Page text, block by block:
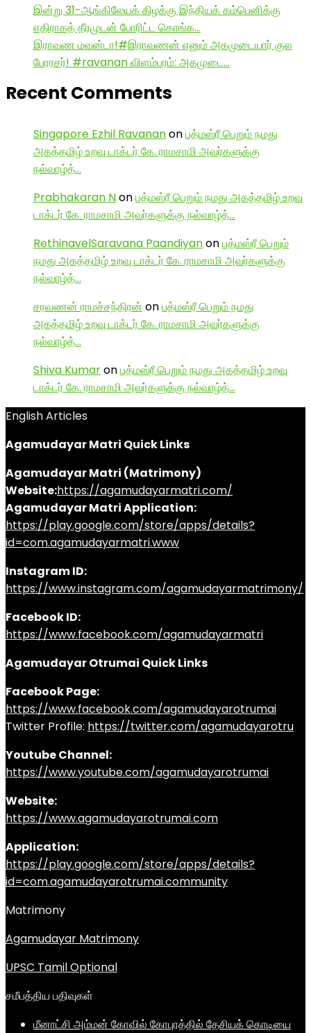
இன்று 31-ஆங்கிலேயக் கிழக்கு இந்தியக் கம்பெனிக்கு
எதிராகத் தீரமுடன் போரிட்ட கொங்க…
இராவண மவன்டா!#இராவணன் எனும் அகமுடையார் குல
பேரரசர்! #ravanan விளம்பரம்: அகமுடை…
Recent Comments
Singapore Ezhil Ravananonபத்மஸ்ரீ பெறும் நமது
அகத்தமிழ் உறவு டாக்டர் கே. ராமசாமி அவர்களுக்கு
நல்வாழ்த்…
Prabhakaran Nonபத்மஸ்ரீ பெறும் நமது அகத்தமிழ் உறவு
டாக்டர் கே. ராமசாமி அவர்களுக்கு நல்வாழ்த்…
RethinavelSaravana Paandiyanonபத்மஸ்ரீ பெறும்
நமது அகத்தமிழ் உறவு டாக்டர் கே. ராமசாமி அவர்களுக்கு
நல்வாழ்த்…
சரவணன் ராமச்சந்திரன் onபத்மஸ்ரீ பெறும் நமது
அகத்தமிழ் உறவு டாக்டர் கே. ராமசாமி அவர்களுக்கு
நல்வாழ்த்…
Shiva Kumaronபத்மஸ்ரீ பெறும் நமது அகத்தமிழ் உறவு
டாக்டர் கே. ராமசாமி அவர்களுக்கு நல்வாழ்த்…
English Articles
Agamudayar Matri Quick Links
Agamudayar Matri (Matrimony)
Website:https://agamudayarmatri.com/
Agamudayar Matri Application:
https://play.google.com/store/apps/details?
id=com.agamudayarmatri.www
Instagram ID:
https://www.instagram.com/agamudayarmatrimony/
Facebook ID:
https://www.facebook.com/agamudayarmatri
Agamudayar Otrumai Quick Links
Facebook Page:
https://www.facebook.com/agamudayarotrumai
Twitter Profile: https://twitter.com/agamudayarotru
Youtube Channel:
https://www.youtube.com/agamudayarotrumai
Website:
https://www.agamudayarotrumai.com
Application:
https://play.google.com/store/apps/details?
id=com.agamudayarotrumai.community
Matrimony
Agamudayar Matrimony
UPSC Tamil Optional
சமீபத்திய பதிவுகள்
மீனாட்சி அம்மன் கோவில் கோபுரத்தில் தேசியக் கொடியை